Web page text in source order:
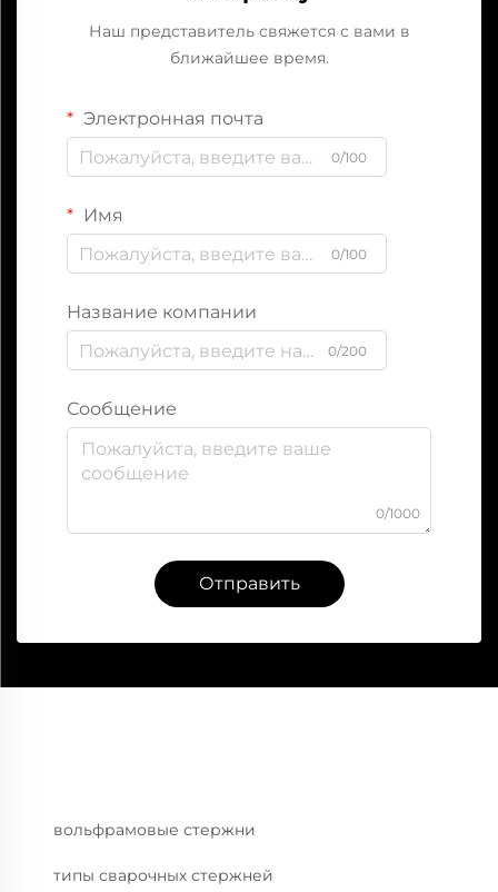
Наш представитель свяжется с вами в
ближайшее время.
Электронная почта
0/100
Имя
0/100
Название компании
0/200
Сообщение
0/1000
Отправить
вольфрамовые стержни
типы сварочных стержней